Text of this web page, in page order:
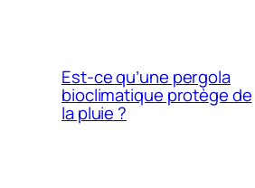
Est-ce qu’une pergola
bioclimatique protège de
la pluie ?